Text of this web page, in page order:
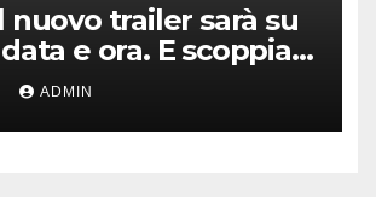
nuovo trailer sarà su
e ora. E scoppia
ADMIN